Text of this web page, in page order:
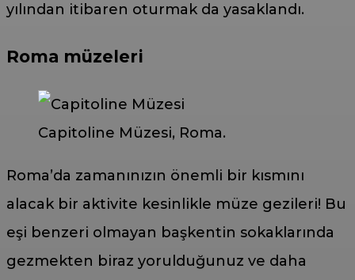
yılından itibaren oturmak da yasaklandı.
Roma müzeleri
Capitoline Müzesi, Roma.
Roma’da zamanınızın önemli bir kısmını
alacak bir aktivite kesinlikle müze gezileri! Bu
eşi benzeri olmayan başkentin sokaklarında
gezmekten biraz yorulduğunuz ve daha